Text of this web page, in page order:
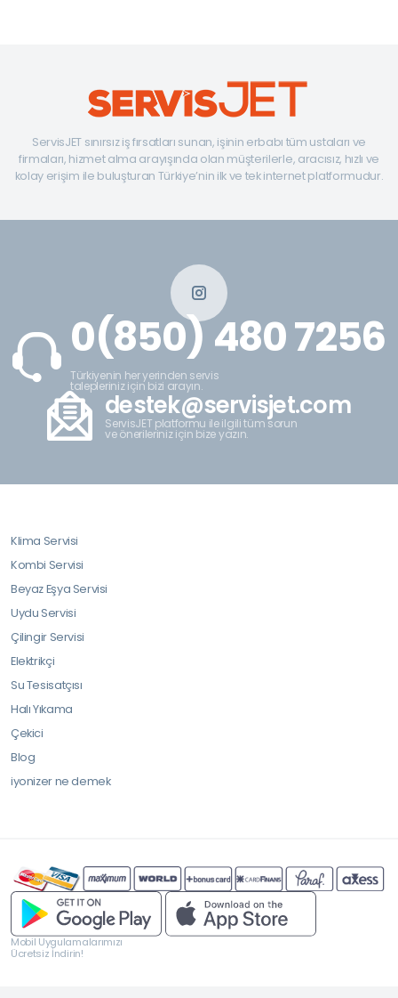
ServisJET sınırsız iş fırsatları sunan, işinin erbabı tüm ustaları ve
firmaları, hizmet alma arayışında olan müşterilerle, aracısız, hızlı ve
kolay erişim ile buluşturan Türkiye’nin ilk ve tek internet platformudur.
0(850) 480 7256
Türkiyenin her yerinden servis
talepleriniz için bizi arayın.
destek@servisjet.com
ServisJET platformu ile ilgili tüm sorun
ve önerileriniz için bize yazın.
Klima Servisi
Kombi Servisi
Beyaz Eşya Servisi
Uydu Servisi
Çilingir Servisi
Elektrikçi
Su Tesisatçısı
Halı Yıkama
Çekici
Blog
iyonizer ne demek
Mobil Uygulamalarımızı
Ücretsiz İndirin!